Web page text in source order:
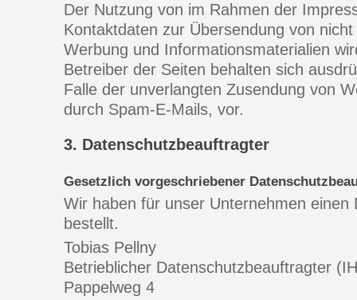
Der Nutzung von im Rahmen der
Kontaktdaten zur Übersendung von
Werbung und Informationsmaterialien
Betreiber der Seiten behalten sich
Falle der unverlangten Zusendung von
durch Spam-E-Mails, vor.
3. Datenschutzbeauftragter
Gesetzlich vorgeschriebener
Wir haben für unser Unternehmen einen
bestellt.
Tobias Pellny
Betrieblicher Datenschutzbeauftragter
Pappelweg 4